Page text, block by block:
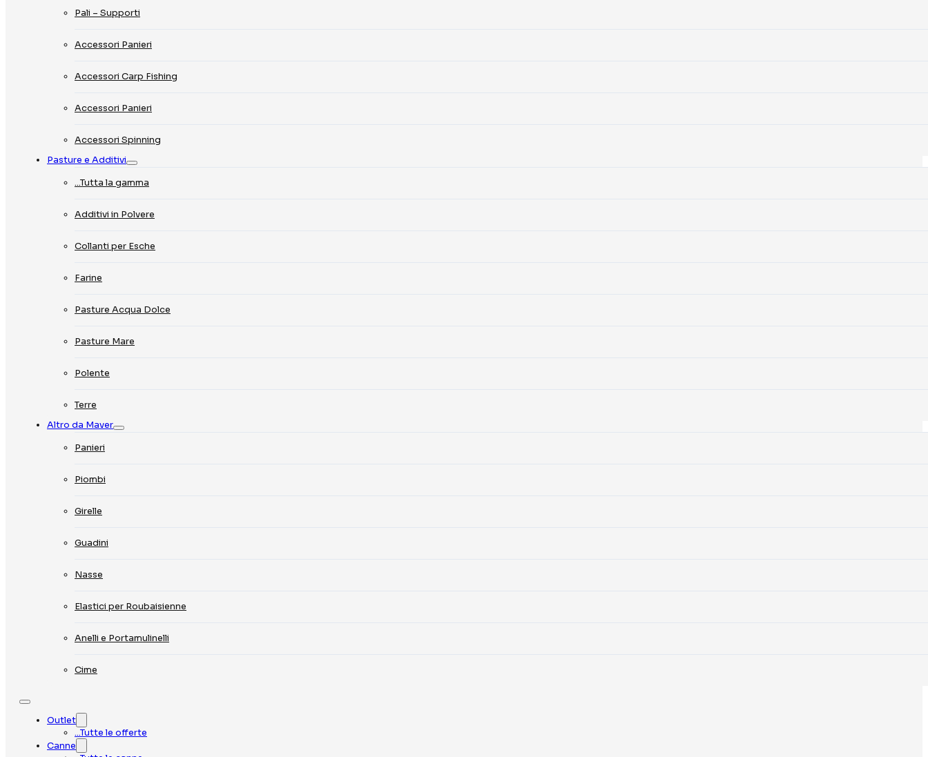
Pali – Supporti
Accessori Panieri
Accessori Carp Fishing
Accessori Panieri
Accessori Spinning
Pasture e Additivi
…Tutta la gamma
Additivi in Polvere
Collanti per Esche
Farine
Pasture Acqua Dolce
Pasture Mare
Polente
Terre
Altro da Maver
Panieri
Piombi
Girelle
Guadini
Nasse
Elastici per Roubaisienne
Anelli e Portamulinelli
Cime
Outlet
…Tutte le offerte
Canne